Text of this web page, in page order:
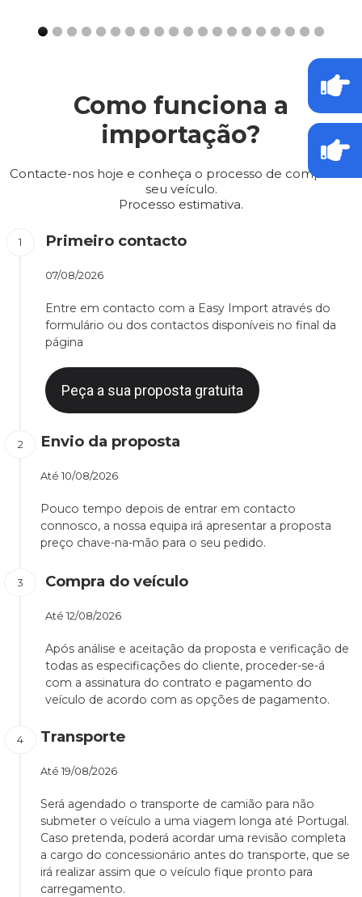
Como funciona a
importação?
Contacte-nos hoje e conheça o processo de compra do
seu veículo.
Processo estimativa.
Primeiro contacto
07/08/2026
Entre em contacto com a Easy Import através do
formulário ou dos contactos disponíveis no final da
página
Peça a sua proposta gratuita
Envio da proposta
Até 10/08/2026
Pouco tempo depois de entrar em contacto
connosco, a nossa equipa irá apresentar a proposta
preço chave-na-mão para o seu pedido.
Compra do veículo
Até 12/08/2026
Após análise e aceitação da proposta e verificação de
todas as especificações do cliente, proceder-se-á
com a assinatura do contrato e pagamento do
veículo de acordo com as opções de pagamento.
Transporte
Até 19/08/2026
Será agendado o transporte de camião para não
submeter o veículo a uma viagem longa até Portugal.
Caso pretenda, poderá acordar uma revisão completa
a cargo do concessionário antes do transporte, que se
irá realizar assim que o veículo fique pronto para
carregamento.